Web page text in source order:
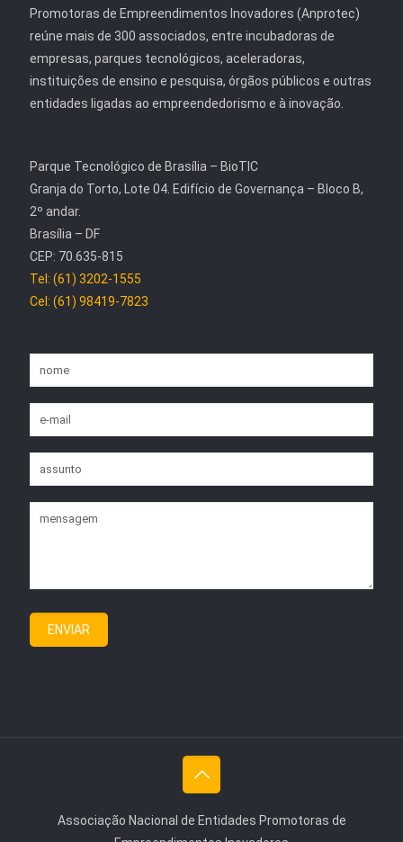
Promotoras de Empreendimentos Inovadores (Anprotec)
reúne mais de 300 associados, entre incubadoras de
empresas, parques tecnológicos, aceleradoras,
instituições de ensino e pesquisa, órgãos públicos e outras
entidades ligadas ao empreendedorismo e à inovação.
Parque Tecnológico de Brasília – BioTIC
Granja do Torto, Lote 04. Edifício de Governança – Bloco B,
2º andar.
Brasília – DF
CEP: 70.635-815
Tel: (61) 3202-1555
Cel: (61) 98419-7823
Associação Nacional de Entidades Promotoras de